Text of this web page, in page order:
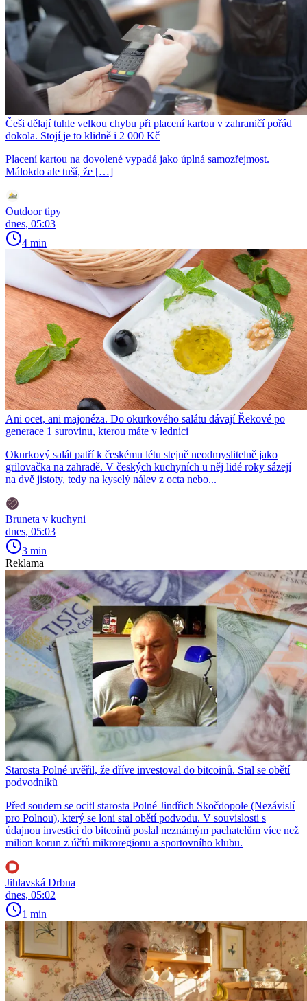
Češi dělají tuhle velkou chybu při placení kartou v zahraničí pořád
dokola. Stojí je to klidně i 2 000 Kč
Placení kartou na dovolené vypadá jako úplná samozřejmost.
Málokdo ale tuší, že […]
Outdoor tipy
dnes, 05:03
4 min
Ani ocet, ani majonéza. Do okurkového salátu dávají Řekové po
generace 1 surovinu, kterou máte v lednici
Okurkový salát patří k českému létu stejně neodmyslitelně jako
grilovačka na zahradě. V českých kuchyních u něj lidé roky sázejí
na dvě jistoty, tedy na kyselý nálev z octa nebo...
Bruneta v kuchyni
dnes, 05:03
3 min
Reklama
Starosta Polné uvěřil, že dříve investoval do bitcoinů. Stal se obětí
podvodníků
Před soudem se ocitl starosta Polné Jindřich Skočdopole (Nezávislí
pro Polnou), který se loni stal obětí podvodu. V souvislosti s
údajnou investicí do bitcoinů poslal neznámým pachatelům více než
milion korun z účtů mikroregionu a sportovního klubu.
Jihlavská Drbna
dnes, 05:02
1 min